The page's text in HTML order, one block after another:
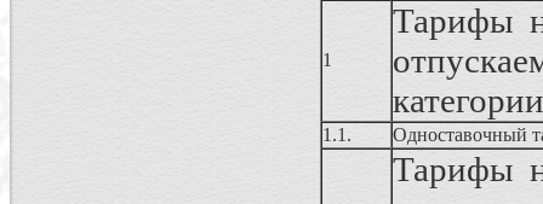
1
Тарифы
1.1. Одноставочный
Тарифы